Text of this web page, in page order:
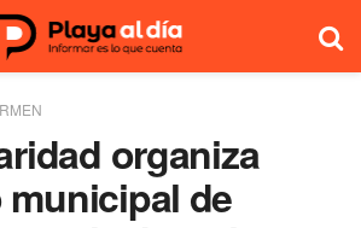
organiza
de